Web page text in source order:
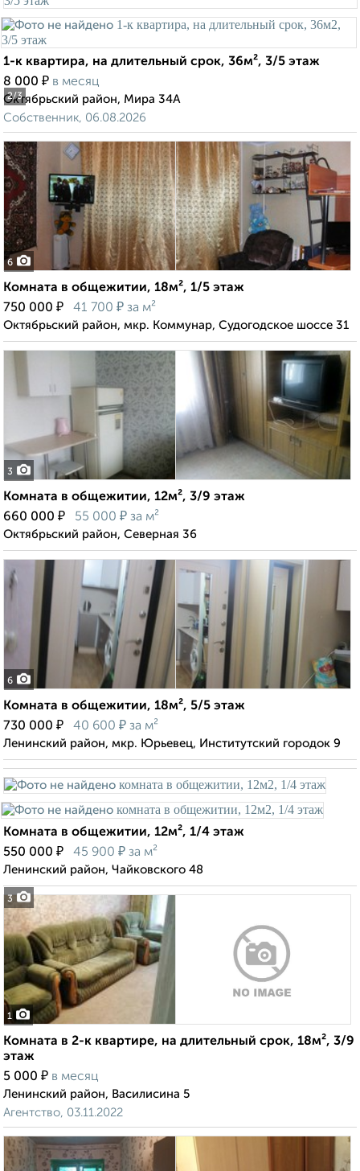
2/3
1-к квартира, на длительный срок, 36м², 3/5 этаж
8 000 ₽ в месяц
Октябрьский район, Мира 34А
Собственник, 06.08.2026
6
Комната в общежитии, 18м², 1/5 этаж
750 000 ₽ 41 700 ₽ за м²
Октябрьский район, мкр. Коммунар, Судогодское шоссе 31
3
Комната в общежитии, 12м², 3/9 этаж
660 000 ₽ 55 000 ₽ за м²
Октябрьский район, Северная 36
6
Комната в общежитии, 18м², 5/5 этаж
730 000 ₽ 40 600 ₽ за м²
Ленинский район, мкр. Юрьевец, Институтский городок 9
3
Комната в общежитии, 12м², 1/4 этаж
550 000 ₽ 45 900 ₽ за м²
Ленинский район, Чайковского 48
1
Комната в 2-к квартире, на длительный срок, 18м², 3/9
этаж
5 000 ₽ в месяц
Ленинский район, Василисина 5
Агентство, 03.11.2022